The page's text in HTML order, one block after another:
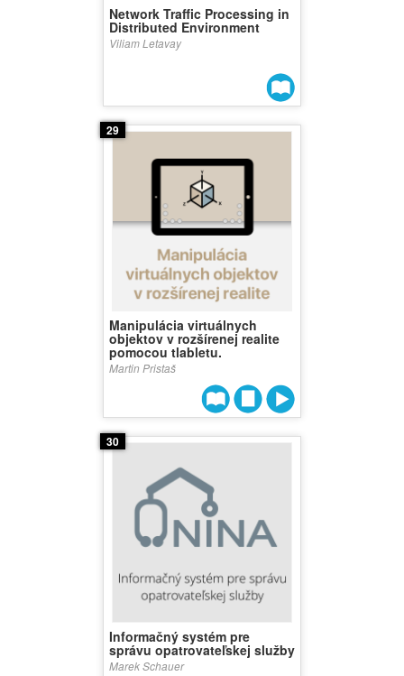
Network Traffic Processing in
Distributed Environment
Viliam Letavay
29
Manipulácia virtuálnych
objektov v rozšírenej realite
pomocou tlabletu.
Martin Pristaš
30
Informačný systém pre
správu opatrovateľskej služby
Marek Schauer